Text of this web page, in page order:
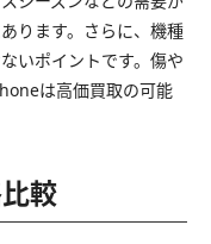
ります。さらに、機種
いポイントです。傷や
は高価買取の可能
較